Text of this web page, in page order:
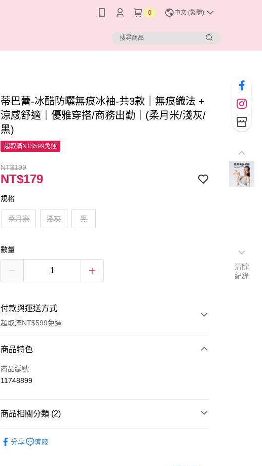
0 中文 (繁體)
蒂巴蕾-冰酷防曬無痕冰袖-共3款｜無痕織法 +
涼感舒適｜優雅穿搭/商務出勤｜(柔月米/淺灰/
黑)
超取滿NT$599免運
NT$199
NT$179
規格
柔月米 淺灰 黑
數量
付款與運送方式
超取滿NT$599免運
付款方式
信用卡一次付款
街口支付
商品特色
商品編號
11748899
商品相關分類 (2)
分享 客服
清除
紀錄